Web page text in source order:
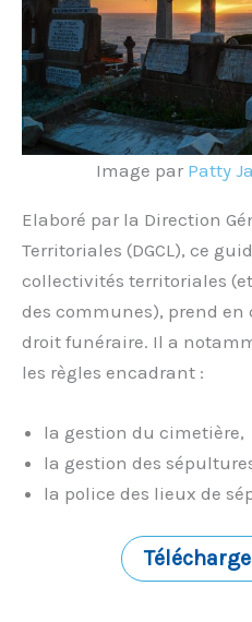
Image par Patty
Elaboré par la Direction
Territoriales (DGCL), ce
collectivités territoriales
des communes), prend en
droit funéraire. Il a
les règles encadrant :
la gestion du cimetière,
la gestion des
la police des lieux de